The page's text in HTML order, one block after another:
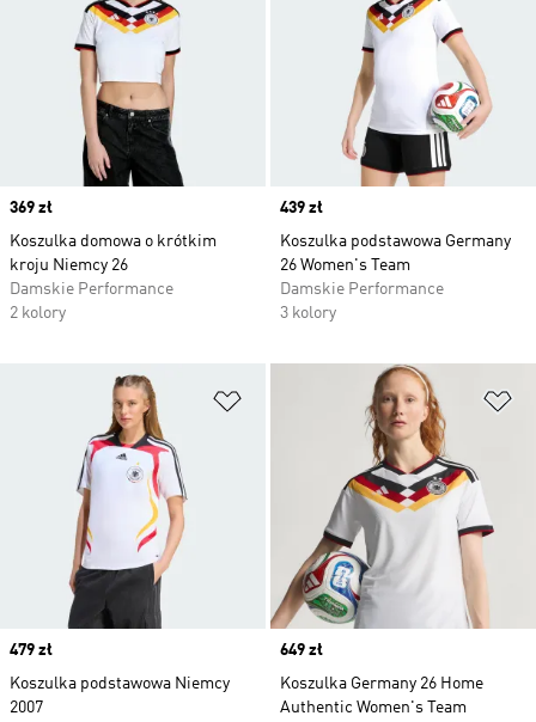
Price
369 zł
Koszulka domowa o krótkim
kroju Niemcy 26
Damskie Performance
2 kolory
Price
439 zł
Koszulka podstawowa Germany
26 Women's Team
Damskie Performance
3 kolory
Dodaj do listy życzeń
Price
479 zł
Koszulka podstawowa Niemcy
2007
Price
649 zł
Koszulka Germany 26 Home
Authentic Women's Team